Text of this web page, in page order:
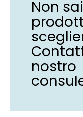
Non
nostro